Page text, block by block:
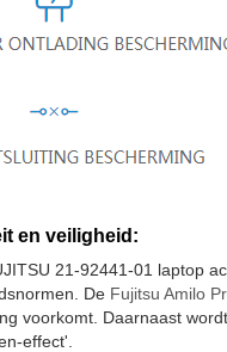
en veiligheid:
21-92441-01 laptop
De Fujitsu Amilo
voorkomt. Daarnaast
effect'.